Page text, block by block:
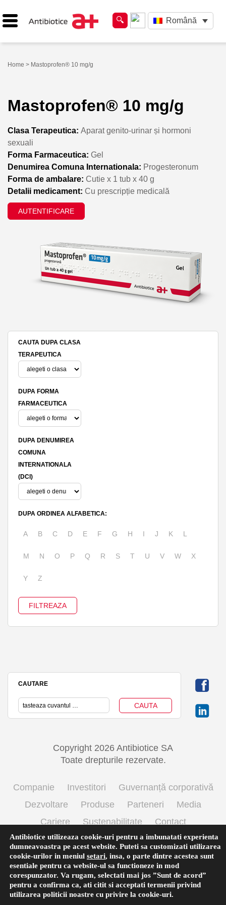
Română
Home > Mastoprofen® 10 mg/g
Mastoprofen® 10 mg/g
Clasa Terapeutica: Aparat genito-urinar și hormoni
sexuali
Forma Farmaceutica: Gel
Denumirea Comuna Internationala: Progesteronum
Forma de ambalare: Cutie x 1 tub x 40 g
Detalii medicament: Cu prescripție medicală
AUTENTIFICARE
CAUTA DUPA CLASA
TERAPEUTICA
DUPA FORMA
FARMACEUTICA
DUPA DENUMIREA
COMUNA
INTERNATIONALA
(DCI)
DUPA ORDINEA ALFABETICA:
A B C D E F G H I J K L
M N O P Q R S T U V W X
Y Z
CAUTARE
Copyright 2026 Antibiotice SA
Toate drepturile rezervate.
Companie Investitori
Guvernanță corporativă
Dezvoltare
Produse Parteneri
Media
Cariere
Sustenabilitate
Contact
Termeni si conditii de utilizare
Politica cookie
Prelucrarea datelor cu caracter personal
Antibiotice utilizeaza cookie-uri pentru a imbunatati experienta
dumneavoastra pe acest website. Puteti sa customizati utilizarea
cookie-urilor in meniul setari, insa, o parte dintre acestea sunt
esentiale pentru ca website-ul sa functioneze in mod
corespunzator. Va rugam, selectati mai jos ”Sunt de acord”
pentru a confirma ca, ati citit si acceptati termenii privind
utilizarea politicii noastre cu privire la cookie-uri.
English(Engleză) Română